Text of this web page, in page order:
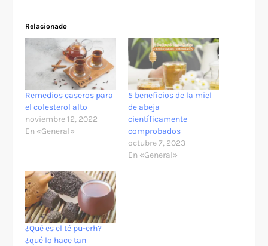
Relacionado
Remedios caseros para
el colesterol alto
noviembre 12, 2022
En «General»
5 beneficios de la miel
de abeja
científicamente
comprobados
octubre 7, 2023
En «General»
¿Qué es el té pu-erh?
¿qué lo hace tan